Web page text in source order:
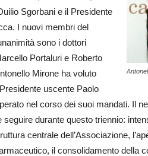
Sgorbani e il Presidente
I nuovi membri del
sono i dottori
Portaluri e Roberto
Mirone ha voluto
uscente Paolo
nel corso dei suoi mandati. Il
durante questo triennio:
centrale dell’Associazione,
il consolidamento della